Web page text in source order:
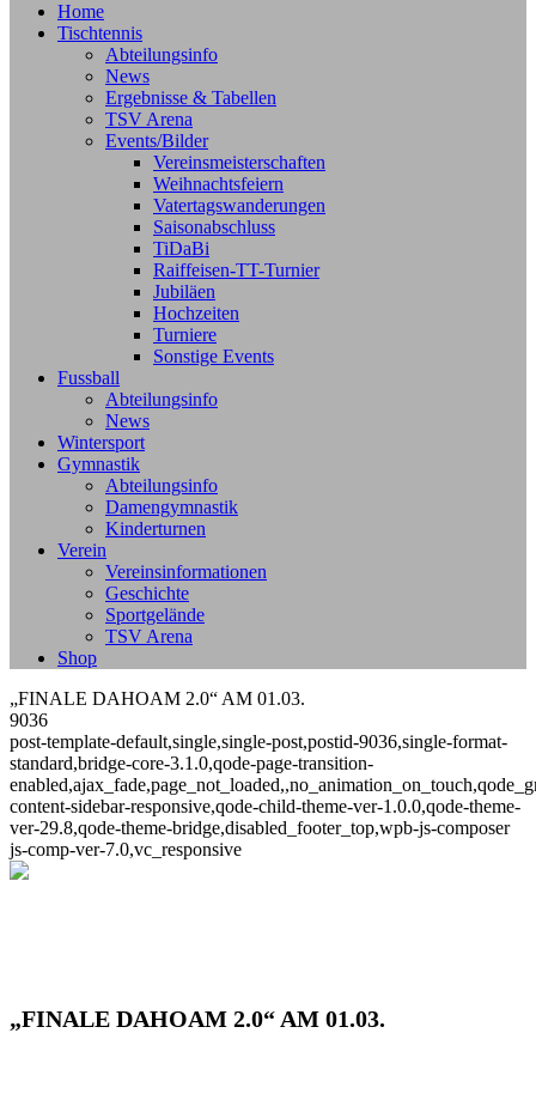
Home
Tischtennis
Abteilungsinfo
News
Ergebnisse & Tabellen
TSV Arena
Events/Bilder
Vereinsmeisterschaften
Weihnachtsfeiern
Vatertagswanderungen
Saisonabschluss
TiDaBi
Raiffeisen-TT-Turnier
Jubiläen
Hochzeiten
Turniere
Sonstige Events
Fussball
Abteilungsinfo
News
Wintersport
Gymnastik
Abteilungsinfo
Damengymnastik
Kinderturnen
Verein
Vereinsinformationen
Geschichte
Sportgelände
TSV Arena
Shop
„FINALE DAHOAM 2.0“ AM 01.03.
9036
post-template-default,single,single-post,postid-9036,single-format-
standard,bridge-core-3.1.0,qode-page-transition-
content-sidebar-responsive,qode-child-theme-ver-1.0.0,qode-theme-
ver-29.8,qode-theme-bridge,disabled_footer_top,wpb-js-composer
js-comp-ver-7.0,vc_responsive
„FINALE DAHOAM 2.0“ AM 01.03.